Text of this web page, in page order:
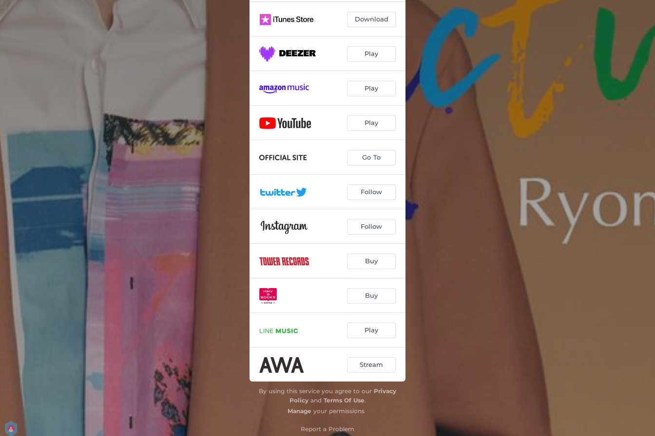
「展覧会の絵」 第1曲 小人 03:24
「展覧会の絵」 第2曲 古城 05:05
「展覧会の絵」 プロムナードⅢ 00:34
「展覧会の絵」第3曲 チュイルリーの庭 01:16
「展覧会の絵」 第4曲 ビドロ 03:42
「展覧会の絵」 プロムナードⅣ 01:07
「展覧会の絵」 第6曲 サムエル・ゴールデンベルクとシュムイレ 02:58
「展覧会の絵」プロムナードⅤ 01:40
「展覧会の絵」 第8曲 カタコンベ 03:21
「展覧会の絵」死者たちとともに、死せる言葉で 02:52
06:07
Download
Play
Play
Play
Go To
Follow
Follow
Buy
Buy
Play
Stream
By using this service you agree to our Privacy
Policyand Terms Of Use.
Manage your permissions
Report a Problem